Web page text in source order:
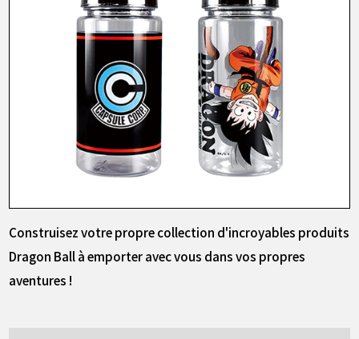
Construisez votre propre collection d'incroyables produits
Dragon Ball à emporter avec vous dans vos propres
aventures !